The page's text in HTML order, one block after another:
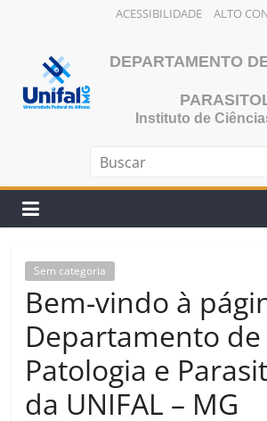
ACESSIBILIDADE ALTO
conteúdo
DEPARTAMENTO
Instituto de
Sem categoria
Bem-vindo à
Departamento de
Patologia e
da UNIFAL – MG